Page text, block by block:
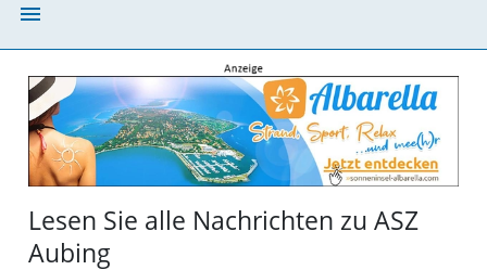
menu
Lesen Sie alle Nachrichten zu ASZ
Aubing